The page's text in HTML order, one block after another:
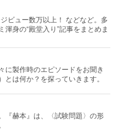
に製作時のエピソードをお聞き
とは何か？を探っていきます。
『赫本』は、〈試験問題〉の形
を担う若きクリエイター達の姿
っていきます。